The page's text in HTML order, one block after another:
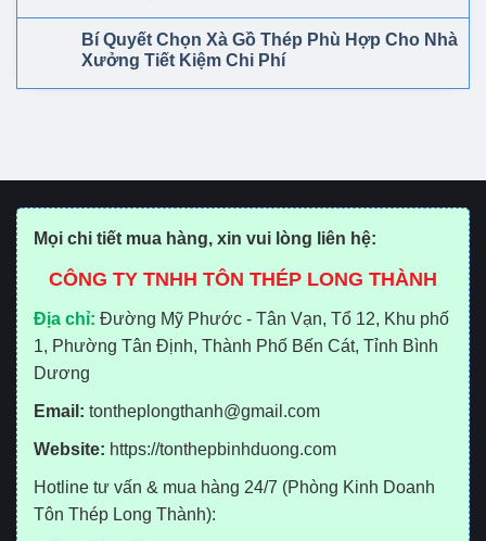
Bí Quyết Chọn Xà Gồ Thép Phù Hợp Cho Nhà
Xưởng Tiết Kiệm Chi Phí
Mọi chi tiết mua hàng, xin vui lòng liên hệ:
CÔNG TY TNHH TÔN THÉP LONG THÀNH
Địa chỉ: Đường Mỹ Phước - Tân Vạn, Tổ 12, Khu phố
1, Phường Tân Định, Thành Phố Bến Cát, Tỉnh Bình
Dương
Email: tontheplongthanh@gmail.com
Website: https://tonthepbinhduong.com
Hotline tư vấn & mua hàng 24/7 (Phòng Kinh Doanh
Tôn Thép Long Thành):